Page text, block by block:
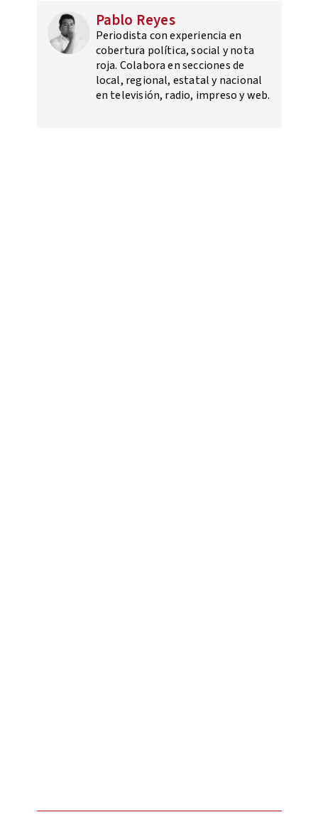
Pablo Reyes
Periodista con experiencia en
cobertura política, social y nota
roja. Colabora en secciones de
local, regional, estatal y nacional
en televisión, radio, impreso y web.